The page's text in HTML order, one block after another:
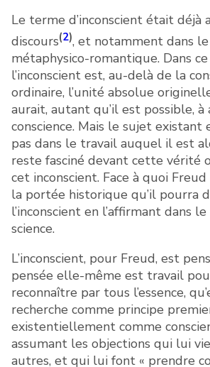
Le terme d’inconscient était déjà
discours(2), et notamment dans
métaphysico-romantique. Dans
l’inconscient est, au-delà de la
ordinaire, l’unité absolue
aurait, autant qu’il est possible, à
conscience. Mais le sujet existant
pas dans le travail auquel il est
reste fasciné devant cette vérité
cet inconscient. Face à quoi
la portée historique qu’il pourra
l’inconscient en l’affirmant dans
science.
L’inconscient, pour Freud, est
pensée elle-même est travail
reconnaître par tous l’essence,
recherche comme principe
existentiellement comme
assumant les objections qui lui
autres, et qui lui font « prendre